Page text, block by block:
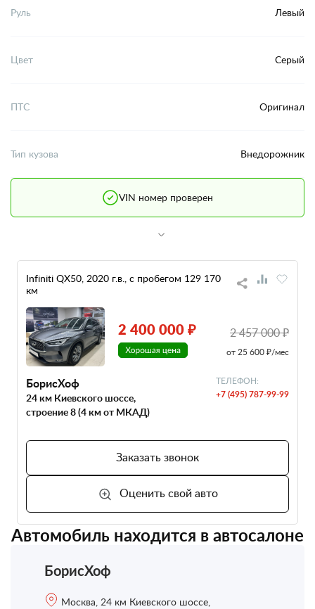
Руль Левый
Цвет Серый
ПТС Оригинал
Тип кузова Внедорожник
VIN номер проверен
Infiniti QX50, 2020 г.в., с пробегом 129 170
км
2 400 000 ₽ 2 457 000 ₽
от 25 600 ₽/мес
БорисХоф
24 км Киевского шоссе,
строение 8 (4 км от МКАД)
ТЕЛЕФОН:
+7 (495) 787-99-99
Заказать звонок
Оценить свой авто
Автомобиль находится в автосалоне
БорисХоф
Москва, 24 км Киевского шоссе,